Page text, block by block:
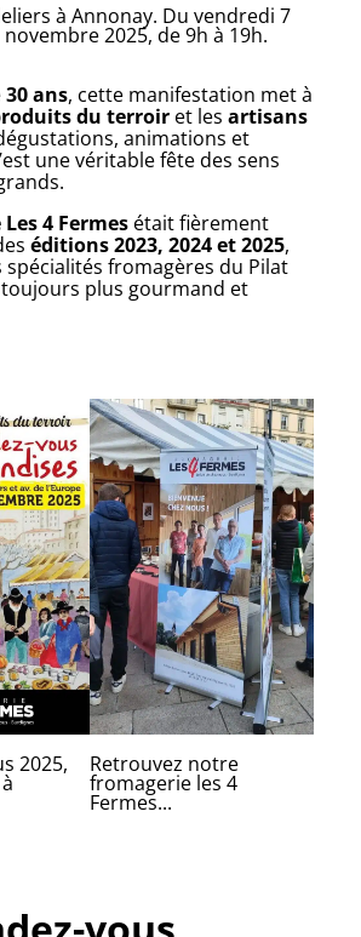
à Annonay. Du vendredi 7
2025, de 9h à 19h.
30 ans, cette manifestation met à
du terroir et les artisans
animations et
une véritable fête des sens
4 Fermes était fièrement
éditions 2023, 2024 et 2025,
spécialités fromagères du Pilat
plus gourmand et
2025, Retrouvez notre
fromagerie les 4
Fermes...